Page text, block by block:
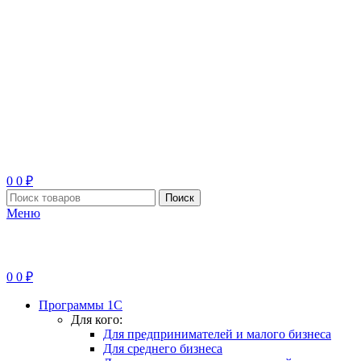
0 0 ₽
Поиск
Меню
0 0 ₽
Программы 1С
Для кого:
Для предпринимателей и малого бизнеса
Для среднего бизнеса